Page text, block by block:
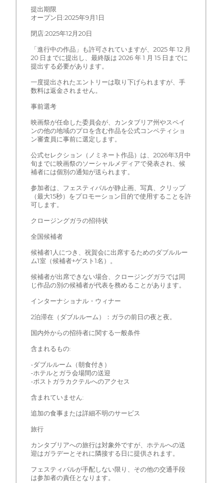
提出期限
オープン日:2025年9月1日
閉店:2025年12月20日
「進行中の作品」も許可されていますが、2025 年 12 月
20 日までに提出し、最終版は 2026 年 1 月 15 日までに
提出する必要があります。
一度提出されたエントリーは取り下げられますが、手
数料は返金されません。
事前選考
映画祭が任命した委員会が、カンタブリア州やスペイ
ンの他の地域のプロを含む作品を公式コンペティショ
ン審査員に事前に選定します。
公式セレクション（ノミネート作品）は、2026年3月中
旬までに映画祭のソーシャルメディアで発表され、候
補者には個別の通知が送られます。
参加者は、フェスティバルが静止画、写真、クリップ
（最大15秒）をプロモーション目的で使用することを許
可します。
クロージングガラの招待状
全国候補者
候補者1人につき、祝賀会に出席するためのダブルルー
ム1室（候補者+ゲスト1名）。
候補者が出席できない場合、クロージングガラでは同
じ作品の別の候補者が代表を務めることがあります。
インターナショナル・ウィナー
2泊滞在（ダブルルーム）：ガラの前日の夜と夜。
国内外からの招待者に関する一般条件
含まれるもの:
-ダブルルーム（朝食付き）
-ホテルとガラ会場間の送迎
-ポストガラカクテルへのアクセス
含まれていません:
追加の食事または詳細不明のサービス
旅行
カンタブリアへの旅行は対象外ですが、ホテルへの送
迎はガラデーとそれに隣接する日に提供されます。
フェスティバルが手配しない限り、その他の交通手段
は参加者の責任となります。